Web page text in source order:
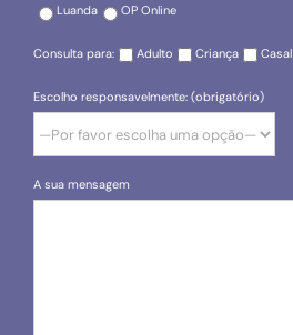
Luanda OP Online
Consulta para: Adulto Criança Casal
Escolho responsavelmente: (obrigatório)
A sua mensagem